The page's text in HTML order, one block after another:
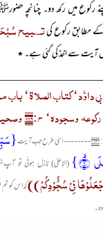
رکوع میں رکھ دو۔ چنانچہ
مطابق رکوع کیتسبیح
سے اخذ کی گئی ہے۔ ٭
داوٗد‘ کتاب الصلاۃ‘ باب
الرجل فی رکوعہ
: ۱۸۹۸-------- اسی طرح جب آیت
(الاعلیٰ)نازل ہوئی
فِیْ سُجُُوْدِکُمْ))کہ اس کو